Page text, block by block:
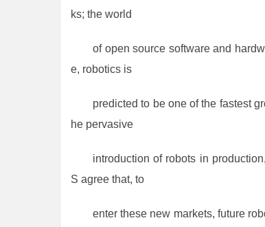
ks; the world
of open source software and
e, robotics is
predicted to be one of the fastest
he pervasive
introduction of robots in
S agree that, to
enter these new markets, future